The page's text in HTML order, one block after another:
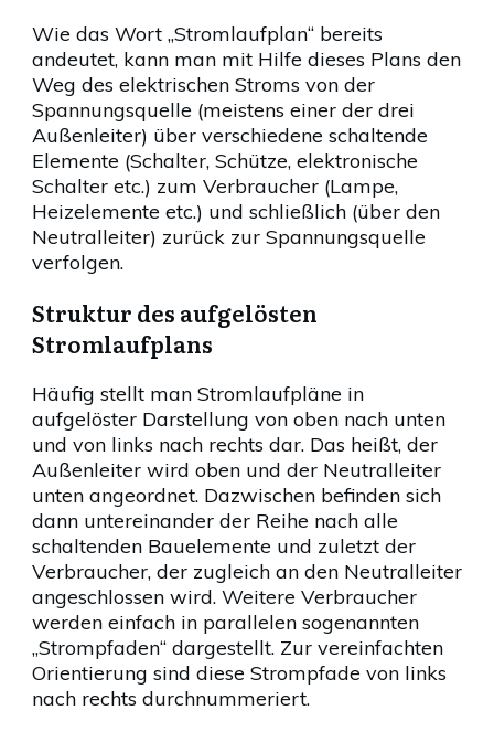
Wie das Wort „Stromlaufplan“ bereits
andeutet, kann man mit Hilfe dieses Plans den
Weg des elektrischen Stroms von der
Spannungsquelle (meistens einer der drei
Außenleiter) über verschiedene schaltende
Elemente (Schalter, Schütze, elektronische
Schalter etc.) zum Verbraucher (Lampe,
Heizelemente etc.) und schließlich (über den
Neutralleiter) zurück zur Spannungsquelle
verfolgen.
Struktur des aufgelösten
Stromlaufplans
Häufig stellt man Stromlaufpläne in
aufgelöster Darstellung von oben nach unten
und von links nach rechts dar. Das heißt, der
Außenleiter wird oben und der Neutralleiter
unten angeordnet. Dazwischen befinden sich
dann untereinander der Reihe nach alle
schaltenden Bauelemente und zuletzt der
Verbraucher, der zugleich an den Neutralleiter
angeschlossen wird. Weitere Verbraucher
werden einfach in parallelen sogenannten
„Strompfaden“ dargestellt. Zur vereinfachten
Orientierung sind diese Strompfade von links
nach rechts durchnummeriert.